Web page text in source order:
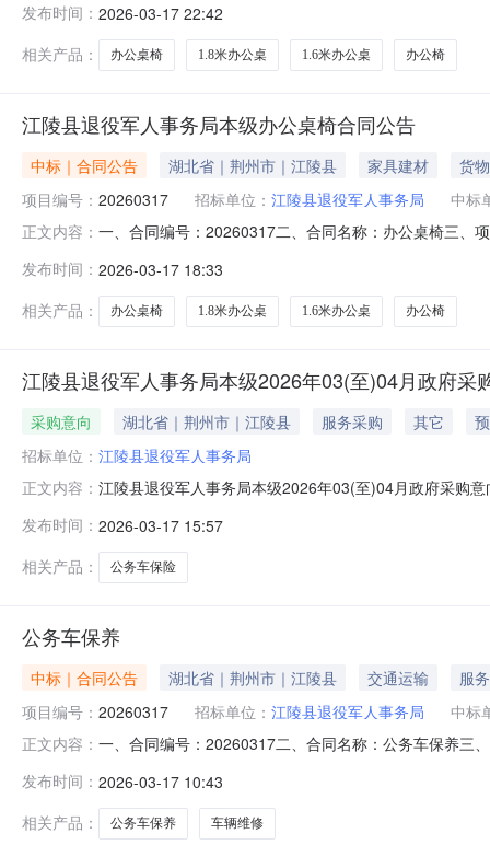
六、合同主要信息主要标的名称：办公桌椅书柜规格型
息
发布时间： 2026-03-17 22:42
相关产品：
办公桌椅 1.8米办公桌 1.6米办公桌 办公椅
江陵县退役军人事务局本级办公桌椅合同公告
中标｜合同公告 湖北省｜荆州市｜江陵县 家具建材
货物
项目编号： 20260317 招标单位： 江陵县退役军人事务局
中标
正文内容： 一、合同编号：20260317二、合同名称：办公桌椅三、
同主要信息1、主要标的名称：办公桌椅书柜2、规格型
发布时间： 2026-03-17 18:33
相关产品：
办公桌椅 1.8米办公桌 1.6米办公桌 办公椅
江陵县退役军人事务局本级2026年03(至)04月政府采
采购意向 湖北省｜荆州市｜江陵县 服务采购 其它
招标单位： 江陵县退役军人事务局
正文内容： 江陵县退役军人事务局本级2026年03(至)04月政府采购
险采购内容:公务车保险采购数量:1项主要功能或目标:公
况以相
发布时间： 2026-03-17 15:57
相关产品：
公务车保险
公务车保养
中标｜合同公告 湖北省｜荆州市｜江陵县 交通运输
服务
项目编号： 20260317 招标单位： 江陵县退役军人事务局
中标
正文内容： 一、合同编号：20260317二、合同名称：公务车保养三
620规格型号（或服务要求）：详见合同文本主要标的
发布时间： 2026-03-17 10:43
相关产品：
公务车保养 车辆维修